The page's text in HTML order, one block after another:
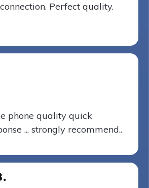
Perfect quality.
phone quality quick
... strongly recommend..